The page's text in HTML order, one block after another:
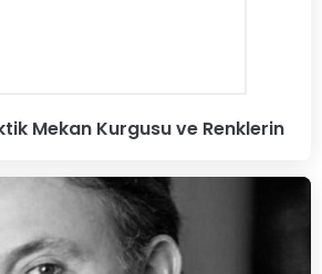
Mekan Kurgusu ve Renklerin